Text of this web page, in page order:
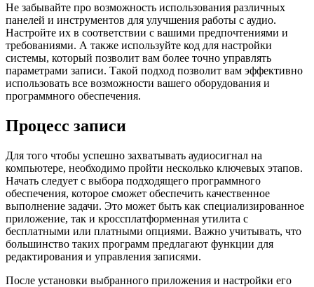
Не забывайте про возможность использования различных
панелей и инструментов для улучшения работы с аудио.
Настройте их в соответствии с вашими предпочтениями и
требованиями. А также используйте код для настройки
системы, который позволит вам более точно управлять
параметрами записи. Такой подход позволит вам эффективно
использовать все возможности вашего оборудования и
программного обеспечения.
Процесс записи
Для того чтобы успешно захватывать аудиосигнал на
компьютере, необходимо пройти несколько ключевых этапов.
Начать следует с выбора подходящего программного
обеспечения, которое сможет обеспечить качественное
выполнение задачи. Это может быть как специализированное
приложение, так и кроссплатформенная утилита с
бесплатными или платными опциями. Важно учитывать, что
большинство таких программ предлагают функции для
редактирования и управления записями.
После установки выбранного приложения и настройки его